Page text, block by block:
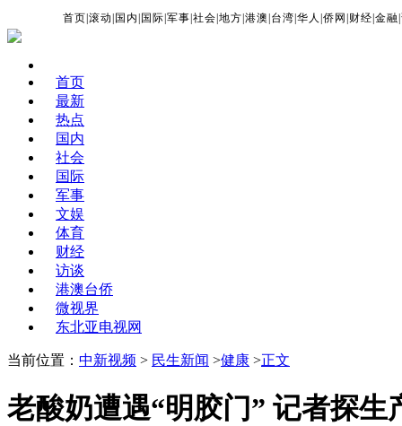
首页 |滚动 国内 国际 |军事 |社会 |地方 |港澳 台湾 |华人 |侨网 财经 |金融 |
首页
最新
热点
国内
社会
国际
军事
文娱
体育
财经
访谈
港澳台侨
微视界
东北亚电视网
当前位置： 中新视频 > 民生新闻 >健康 >正文
老酸奶遭遇“明胶门” 记者探生